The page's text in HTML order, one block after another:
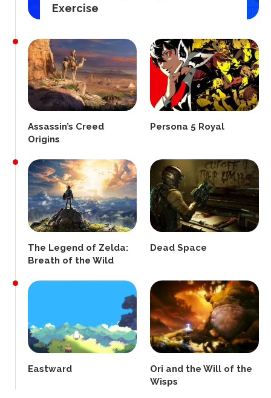
Exercise
Assassin’s Creed
Origins
Persona 5 Royal
The Legend of Zelda:
Breath of the Wild
Dead Space
Eastward
Ori and the Will of the
Wisps